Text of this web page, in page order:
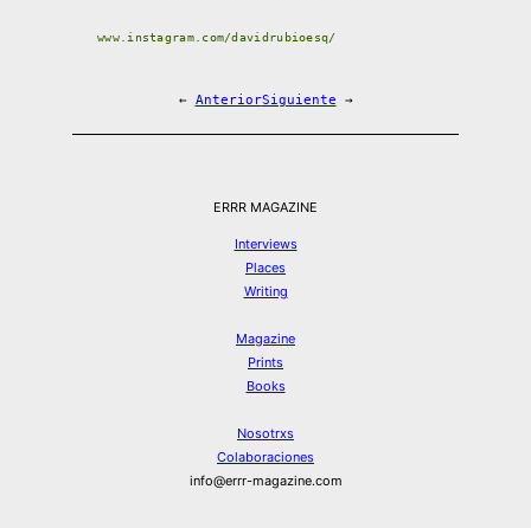
www.instagram.com/davidrubioesq/
← AnteriorSiguiente →
ERRR MAGAZINE
Interviews
Places
Writing
Magazine
Prints
Books
Nosotrxs
Colaboraciones
info@errr-magazine.com